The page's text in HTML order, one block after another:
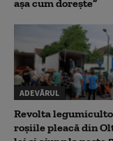
așa cum dorește”
ADEVĂRUL
Revolta
roșiile pleacă din